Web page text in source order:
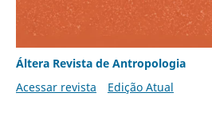
Áltera Revista de Antropologia
Acessar revista
Edição Atual